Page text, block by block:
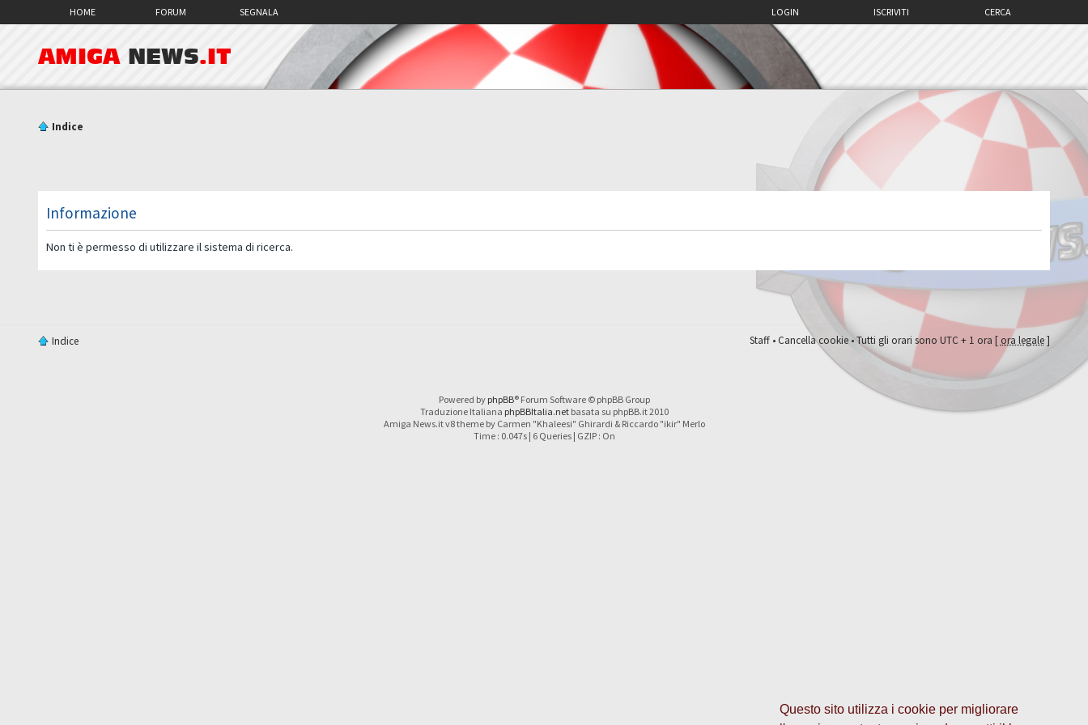
Questo sito utilizza i cookie per migliorare
HOME FORUM SEGNALA CERCA
ISCRIVITI
LOGIN
AMIGA NEWS.IT
Indice
Informazione
Non ti è permesso di utilizzare il sistema di ricerca.
Indice Staff•Cancella cookie• Tutti gli orari sono UTC + 1 ora [ ora legale]
Powered by phpBB® Forum Software © phpBB Group
Traduzione Italiana phpBBItalia.netbasata su phpBB.it 2010
Amiga News.it v8 theme by Carmen "Khaleesi" Ghirardi & Riccardo "ikir" Merlo
Time : 0.047s | 6 Queries | GZIP : On